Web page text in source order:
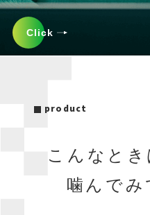
Click
product
こんなと
噛んでみ